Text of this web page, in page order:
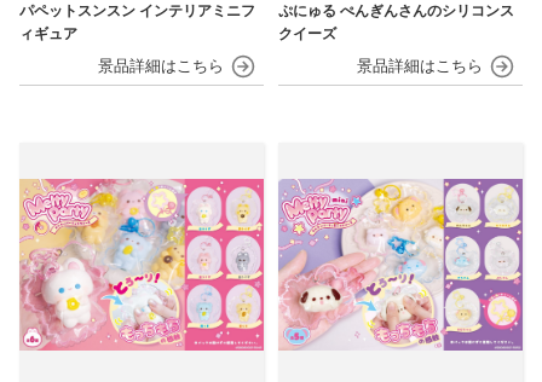
パペットスンスン インテリアミニフ
ィギュア
ぷにゅる ぺんぎんさんのシリコンス
クイーズ